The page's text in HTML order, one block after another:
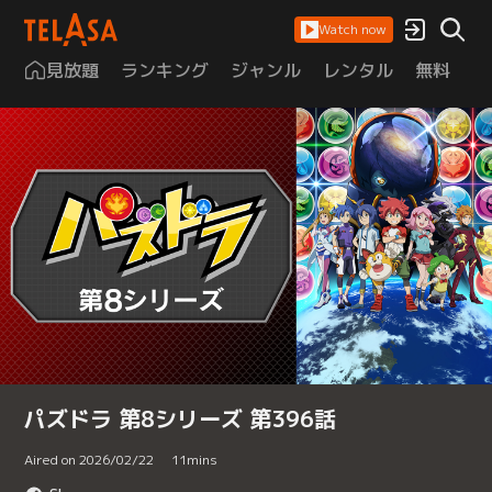
Watch now
見放題 ランキング ジャンル レンタル 無料
パズドラ 第8シリーズ 第396話
Aired on 2026/02/22 11mins